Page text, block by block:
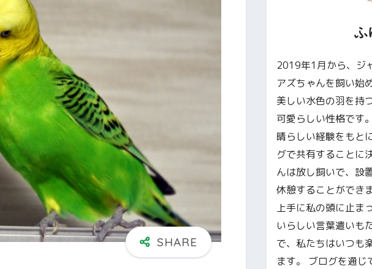
ふ
2019年1月から、ジ
アズちゃんを飼い始
美しい水色の羽を持
可愛らしい性格です
晴らしい経験をもと
グで共有することに
んは放し飼いで、設
休憩することができ
上手に私の頭に止ま
いらしい言葉遣いも
で、私たちはいつも
ます。 ブログを通じ